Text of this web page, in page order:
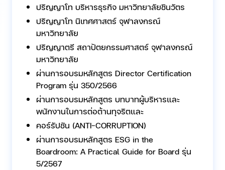
ปริญญาโท บริหารธุรกิจ มหาวิทยาลัยชินวัตร
ปริญญาโท นิเทศศาสตร์ จุฬาลงกรณ์
มหาวิทยาลัย
ปริญญาตรี สถาปัตยกรรมศาสตร์ จุฬาลงกรณ์
มหาวิทยาลัย
ผ่านการอบรมหลักสูตร Director Certification
Program รุ่น 350/2566
ผ่านการอบรมหลักสูตร บทบาทผู้บริหารและ
พนักงานในการต่อต้านทุจริตและ
คอร์รัปชัน (ANTI-CORRUPTION)
ผ่านการอบรมหลักสูตร ESG in the
Boardroom: A Practical Guide for Board รุ่น
5/2567